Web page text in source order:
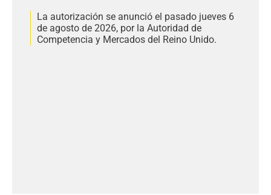
La autorización se anunció el pasado jueves 6
de agosto de 2026, por la Autoridad de
Competencia y Mercados del Reino Unido.